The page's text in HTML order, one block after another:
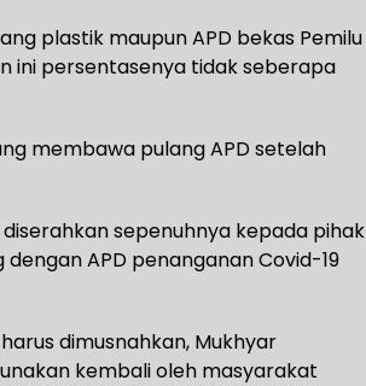
plastik maupun APD bekas Pemilu
ini persentasenya tidak seberapa
membawa pulang APD setelah
sepenuhnya kepada pihak
APD penanganan Covid-19
dimusnahkan, Mukhyar
kembali oleh masyarakat